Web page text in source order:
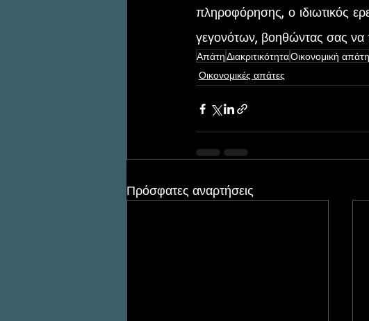
πληροφόρησης, ο ιδιωτικός
γεγονότων, βοηθώντας σας να
ΑπάτηΔιακριτικότηταΟικονομική απάτη
Οικονομικές απάτες
Πρόσφατες αναρτήσεις